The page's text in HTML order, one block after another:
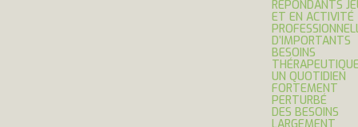
RÉPONDANTS
ET EN ACTIVITÉ
D’IMPORTANTS
BESOINS
UN QUOTIDIEN
FORTEMENT
PERTURBÉ
DES BESOINS